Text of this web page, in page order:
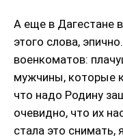
А еще в Дагестане
этого слова,
военкоматов:
мужчины, которые
что надо Родину
очевидно, что их
стала это снимать,